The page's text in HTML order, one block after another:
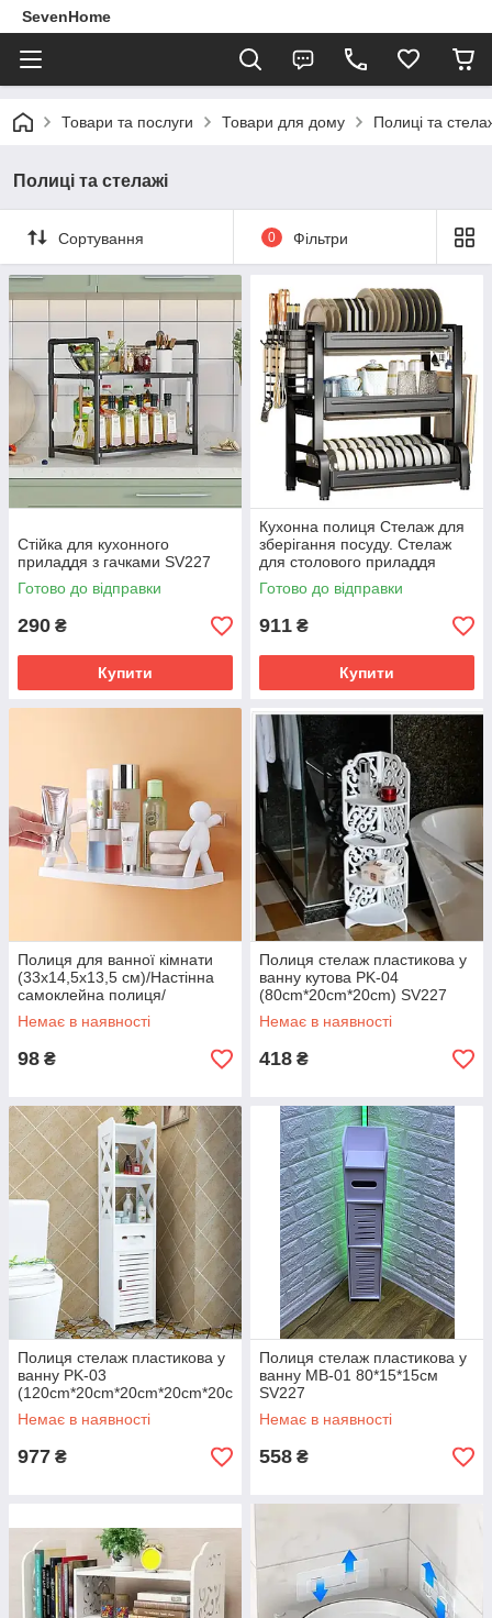
SevenHome
Товари та послуги Товари для дому Полиці та
Полиці та стелажі
Сортування 0 Фільтри
Стійка для кухонного
приладдя з гачками SV227
Готово до відправки
290 ₴
Купити
Кухонна полиця Стелаж для
зберігання посуду. Стелаж
для столового приладдя
SV227
Готово до відправки
911 ₴
Купити
Полиця для ванної кімнати
(33х14,5х13,5 см)/Настінна
самоклейна полиця/
Універсальна полиця SV227
Немає в наявності
98 ₴
Полиця стелаж пластикова у
ванну кутова PK-04
(80cm*20cm*20cm) SV227
Немає в наявності
418 ₴
Полиця стелаж пластикова у
ванну PK-03
(120cm*20cm*20cm*20cm*20c
m) SV227
Немає в наявності
977 ₴
Полиця стелаж пластикова у
ванну MB-01 80*15*15см
SV227
Немає в наявності
558 ₴